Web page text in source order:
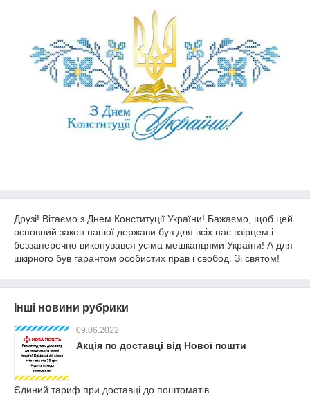
Друзі! Вітаємо з Днем Конституції України! Бажаємо, щоб цей
основний закон нашої держави був для всіх нас взірцем і
беззаперечно виконувався усіма мешканцями України! А для
шкірного був гарантом особистих прав і свобод. Зі святом!
Інші новини рубрики
09.06.2022
Акція по доставці від Нової пошти
Єдиний тариф при доставці до поштоматів